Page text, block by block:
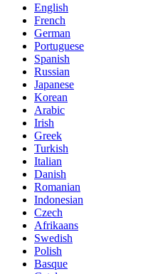
English
French
German
Portuguese
Spanish
Russian
Japanese
Korean
Arabic
Irish
Greek
Turkish
Italian
Danish
Romanian
Indonesian
Czech
Afrikaans
Swedish
Polish
Basque